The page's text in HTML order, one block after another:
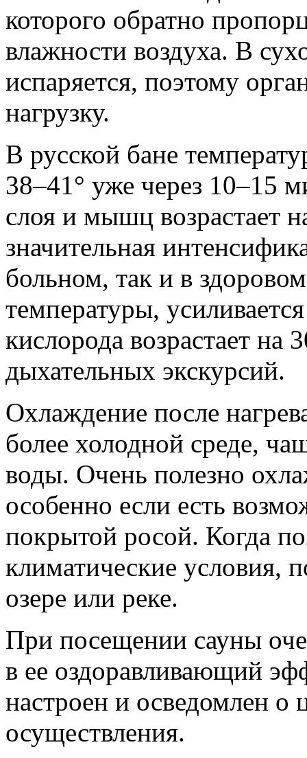
которого обратно
влажности воздуха. В
испаряется, поэтому
нагрузку.
В русской бане
38–41° уже через 10–15
слоя и мышц возрастает
значительная
больном, так и в
температуры,
кислорода возрастает на
дыхательных экскурсий.
Охлаждение после
более холодной среде,
воды. Очень полезно
особенно если есть
покрытой росой. Когда
климатические условия,
озере или реке.
При посещении сауны
в ее оздоравливающий
настроен и осведомлен о
осуществления.